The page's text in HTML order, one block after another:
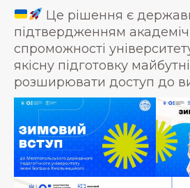
Це рішення є
підтвердженням
спроможності
якісну підготовку
розширювати доступ до